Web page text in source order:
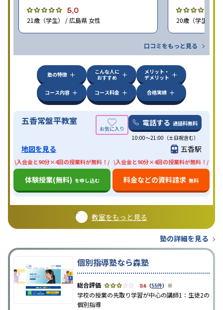
5.0
21歳（学生） / 広島県 女性 20歳（学生） /
口コミをもっと見る
塾の特徴
こんな人に
おすすめ
メリット・
デメリット
コース内容
コース料金 合格実績
五香常盤平教室 電話する 通話料無料
10:00〜21:00（土日祝含む）
地図を見る 五香駅
\入会金と90分×4回の授業料が無料！/
体験授業(無料) を申し込む
\入会金と90分×4回の授業料が無料！/
料金などの資料請求 無料
教室をもっと見る
塾の詳細を見る
個別指導塾なら森塾
3.4 （55件） ※
学校の授業の先取り学習が中心の講師1：生徒2の
個別指導